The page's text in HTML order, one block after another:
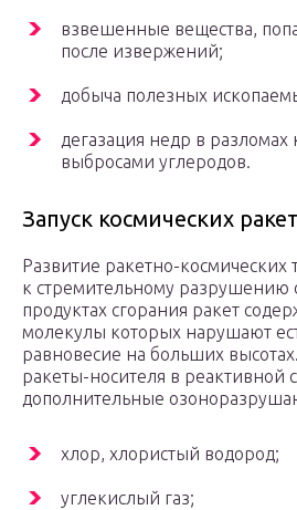
взвешенные вещества,
после извержений;
добыча полезных
дегазация недр в
выбросами углеродов.
Запуск космических ракет
Развитие ракетно-космических
к стремительному разрушению
продуктах сгорания ракет
молекулы которых нарушают
равновесие на больших
ракеты-носителя в реактивной
дополнительные
хлор, хлористый водород;
углекислый газ;